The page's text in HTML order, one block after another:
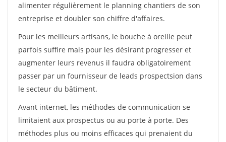
alimenter régulièrement le planning chantiers de son
entreprise et doubler son chiffre d'affaires.
Pour les meilleurs artisans, le bouche à oreille peut
parfois suffire mais pour les désirant progresser et
augmenter leurs revenus il faudra obligatoirement
passer par un fournisseur de leads prospectsion dans
le secteur du bâtiment.
Avant internet, les méthodes de communication se
limitaient aux prospectus ou au porte à porte. Des
méthodes plus ou moins efficaces qui prenaient du